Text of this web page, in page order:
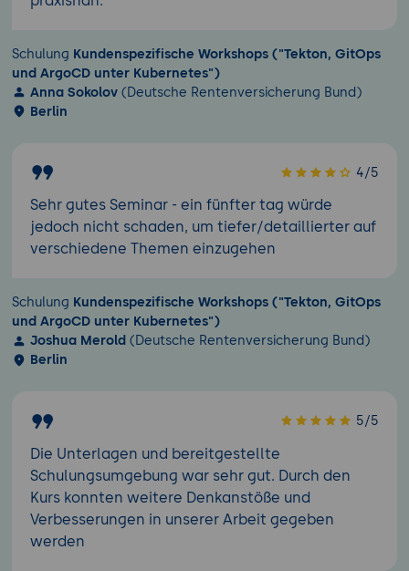
Schulung Kundenspezifische Workshops ("Tekton, GitOps
und ArgoCD unter Kubernetes")
Anna Sokolov (Deutsche Rentenversicherung Bund)
Berlin
4/5
Sehr gutes Seminar - ein fünfter tag würde
jedoch nicht schaden, um tiefer/detaillierter auf
verschiedene Themen einzugehen
Schulung Kundenspezifische Workshops ("Tekton, GitOps
und ArgoCD unter Kubernetes")
Joshua Merold (Deutsche Rentenversicherung Bund)
Berlin
5/5
Die Unterlagen und bereitgestellte
Schulungsumgebung war sehr gut. Durch den
Kurs konnten weitere Denkanstöße und
Verbesserungen in unserer Arbeit gegeben
werden